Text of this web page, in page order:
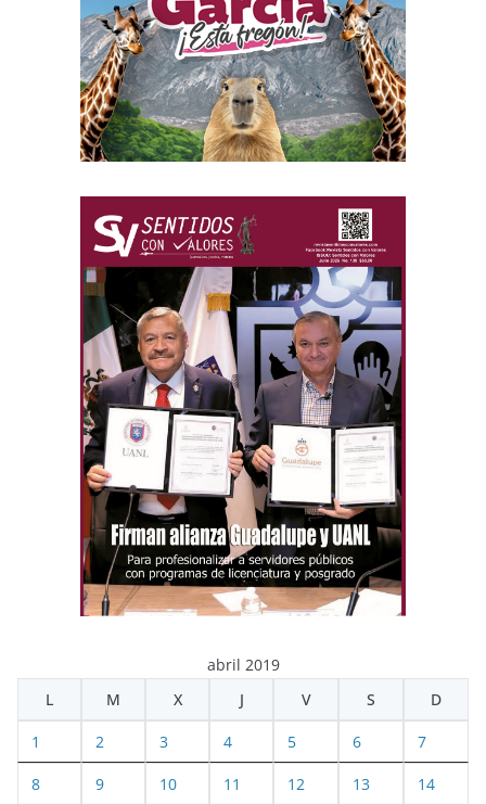
abril 2019
L
M X J V S D
1 2 3 4 5 6 7
8 9 10 11 12 13 14